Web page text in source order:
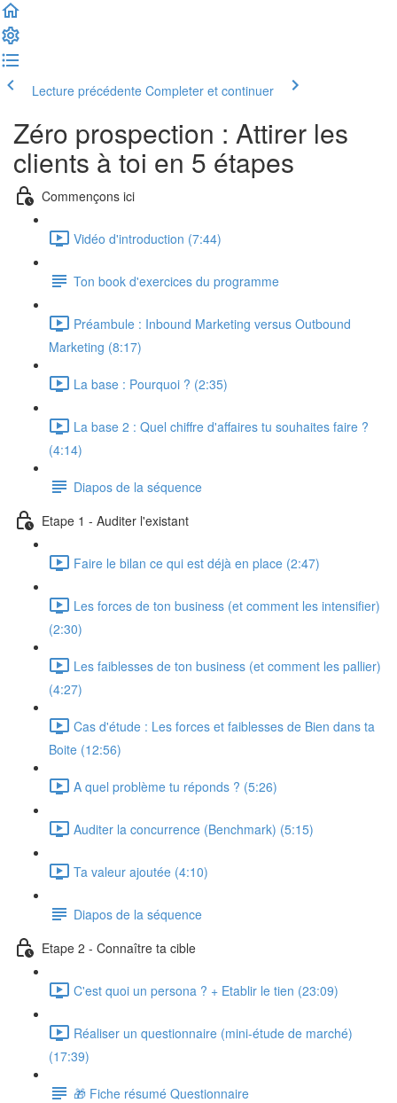
Lecture précédente Completer et continuer
Zéro prospection : Attirer les
clients à toi en 5 étapes
Commençons ici
Vidéo d'introduction (7:44)
Ton book d'exercices du programme
Préambule : Inbound Marketing versus Outbound
Marketing (8:17)
La base : Pourquoi ? (2:35)
La base 2 : Quel chiffre d'affaires tu souhaites faire ?
(4:14)
Diapos de la séquence
Etape 1 - Auditer l'existant
Faire le bilan ce qui est déjà en place (2:47)
Les forces de ton business (et comment les intensifier)
(2:30)
Les faiblesses de ton business (et comment les pallier)
(4:27)
Cas d'étude : Les forces et faiblesses de Bien dans ta
Boite (12:56)
A quel problème tu réponds ? (5:26)
Auditer la concurrence (Benchmark) (5:15)
Ta valeur ajoutée (4:10)
Diapos de la séquence
Etape 2 - Connaître ta cible
C'est quoi un persona ? + Etablir le tien (23:09)
Réaliser un questionnaire (mini-étude de marché)
(17:39)
🎁 Fiche résumé Questionnaire